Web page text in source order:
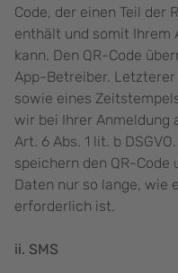
Code, der einen Teil der
enthält und somit Ihrem
kann. Den QR-Code
App-Betreiber.
sowie eines
wir bei Ihrer Anmeldung
Art. 6 Abs. 1 lit. b
speichern den QR-Code
Daten nur so lange, wie
erforderlich ist.
ii. SMS